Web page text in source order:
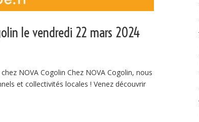
le vendredi 22 mars 2024
NOVA Cogolin Chez NOVA Cogolin, nous
et collectivités locales ! Venez découvrir